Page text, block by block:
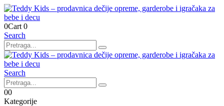
0Cart 0
Search
Search
00
Kategorije